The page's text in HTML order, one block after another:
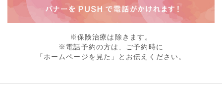
※保険治療は除きます。
※電話予約の方は、ご予約時に
「ホームページを見た」とお伝えください。